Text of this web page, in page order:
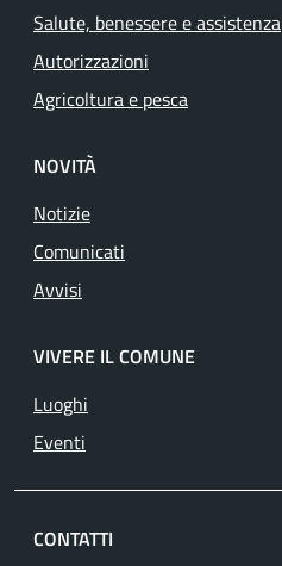
Salute, benessere e assistenza
Autorizzazioni
Agricoltura e pesca
NOVITÀ
Notizie
Comunicati
Avvisi
VIVERE IL COMUNE
Luoghi
Eventi
CONTATTI